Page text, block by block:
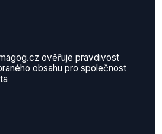
ověřuje pravdivost
obsahu pro společnost